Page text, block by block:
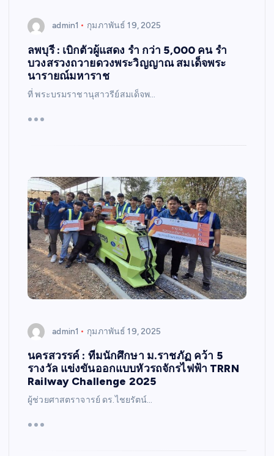
admin1 กุมภาพันธ์ 19, 2025
ลพบุรี : เบิกตัวผู้แสดง รำ กว่า 5,000 คน รำ
บวงสรวงถวายดวงพระวิญญาณ สมเด็จพระ
นารายณ์มหาราช
ที่ พระบรมราชานุสาวรีย์สมเด็จพ…
admin1 กุมภาพันธ์ 19, 2025
นครสวรรค์ : ทีมนักศึกษา ม.ราชภัฏ คว้า 5
รางวัล แข่งขันออกแบบหัวรถจักรไฟฟ้า TRRN
Railway Challenge 2025
ผู้ช่วยศาสตราจารย์ ดร.ไชยรัตน์…